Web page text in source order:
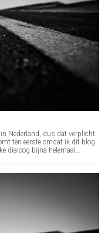
Nederland, dus dat verplicht.
ten eerste omdat ik dit blog
dialoog bijna helemaal…